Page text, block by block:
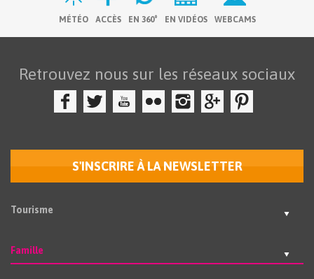
MÉTÉO ACCÈS EN 360° EN VIDÉOS WEBCAMS
Retrouvez nous sur les réseaux sociaux
S'INSCRIRE À LA NEWSLETTER
Tourisme
Famille